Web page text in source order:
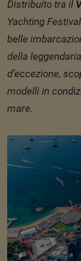
Distribuito tra il
Yachting
belle
della
d’eccezione,
modelli in
mare.